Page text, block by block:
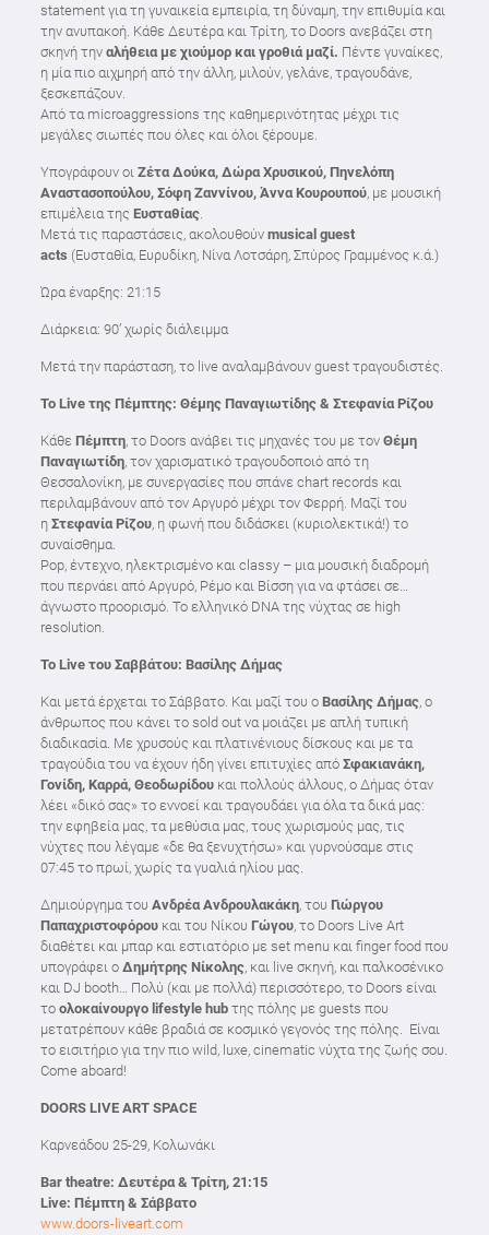
statement για τη γυναικεία εμπειρία, τη δύναμη, την επιθυμία και
την ανυπακοή. Κάθε Δευτέρα και Τρίτη, το Doors ανεβάζει στη
σκηνή την αλήθεια με χιούμορ και γροθιά μαζί. Πέντε γυναίκες,
η μία πιο αιχμηρή από την άλλη, μιλούν, γελάνε, τραγουδάνε,
ξεσκεπάζουν.
Από τα microaggressions της καθημερινότητας μέχρι τις
μεγάλες σιωπές που όλες και όλοι ξέρουμε.
Υπογράφουν οι Ζέτα Δούκα, Δώρα Χρυσικού, Πηνελόπη
Αναστασοπούλου, Σόφη Ζαννίνου, Άννα Κουρουπού, με μουσική
επιμέλεια της Ευσταθίας.
Μετά τις παραστάσεις, ακολουθούν musical guest
acts (Ευσταθία, Ευρυδίκη, Νίνα Λοτσάρη, Σπύρος Γραμμένος κ.ά.)
Ώρα έναρξης: 21:15
Διάρκεια: 90’ χωρίς διάλειμμα
Μετά την παράσταση, το live αναλαμβάνουν guest τραγουδιστές.
To Live της Πέμπτης: Θέμης Παναγιωτίδης & Στεφανία Ρίζου
Κάθε Πέμπτη, το Doors ανάβει τις μηχανές του με τον Θέμη
Παναγιωτίδη, τον χαρισματικό τραγουδοποιό από τη
Θεσσαλονίκη, με συνεργασίες που σπάνε chart records και
περιλαμβάνουν από τον Αργυρό μέχρι τον Φερρή. Μαζί του
η Στεφανία Ρίζου, η φωνή που διδάσκει (κυριολεκτικά!) το
συναίσθημα.
Pop, έντεχνο, ηλεκτρισμένο και classy – μια μουσική διαδρομή
που περνάει από Αργυρό, Ρέμο και Βίσση για να φτάσει σε…
άγνωστο προορισμό. Το ελληνικό DNA της νύχτας σε high
resolution.
To Live του Σαββάτου: Βασίλης Δήμας
Και μετά έρχεται το Σάββατο. Και μαζί του ο Βασίλης Δήμας, ο
άνθρωπος που κάνει το sold out να μοιάζει με απλή τυπική
διαδικασία. Με χρυσούς και πλατινένιους δίσκους και με τα
τραγούδια του να έχουν ήδη γίνει επιτυχίες από Σφακιανάκη,
Γονίδη, Καρρά, Θεοδωρίδουκαι πολλούς άλλους, ο Δήμας όταν
λέει «δικό σας» το εννοεί και τραγουδάει για όλα τα δικά μας:
την εφηβεία μας, τα μεθύσια μας, τους χωρισμούς μας, τις
νύχτες που λέγαμε «δε θα ξενυχτήσω» και γυρνούσαμε στις
07:45 το πρωί, χωρίς τα γυαλιά ηλίου μας.
Δημιούργημα του Ανδρέα Ανδρουλακάκη, του Γιώργου
Παπαχριστοφόρουκαι του Νίκου Γώγου, το Doors Live Art
διαθέτει και μπαρ και εστιατόριο με set menu και finger food που
υπογράφει ο Δημήτρης Νίκολης, και live σκηνή, και παλκοσένικο
και DJ booth… Πολύ (και με πολλά) περισσότερο, το Doors είναι
το ολοκαίνουργο lifestyle hubτης πόλης με guests που
μετατρέπουν κάθε βραδιά σε κοσμικό γεγονός της πόλης. Είναι
το εισιτήριο για την πιο wild, luxe, cinematic νύχτα της ζωής σου.
Come aboard!
DOORS LIVE ART SPACE
Καρνεάδου 25-29, Κολωνάκι
Bar theatre: Δευτέρα& Τρίτη, 21:15
Live: Πέμπτη & Σάββατο
www.doors-liveart.com